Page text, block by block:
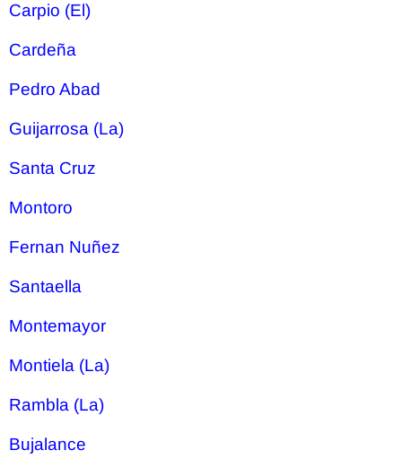
Carpio (El)
Cardeña
Pedro Abad
Guijarrosa (La)
Santa Cruz
Montoro
Fernan Nuñez
Santaella
Montemayor
Montiela (La)
Rambla (La)
Bujalance